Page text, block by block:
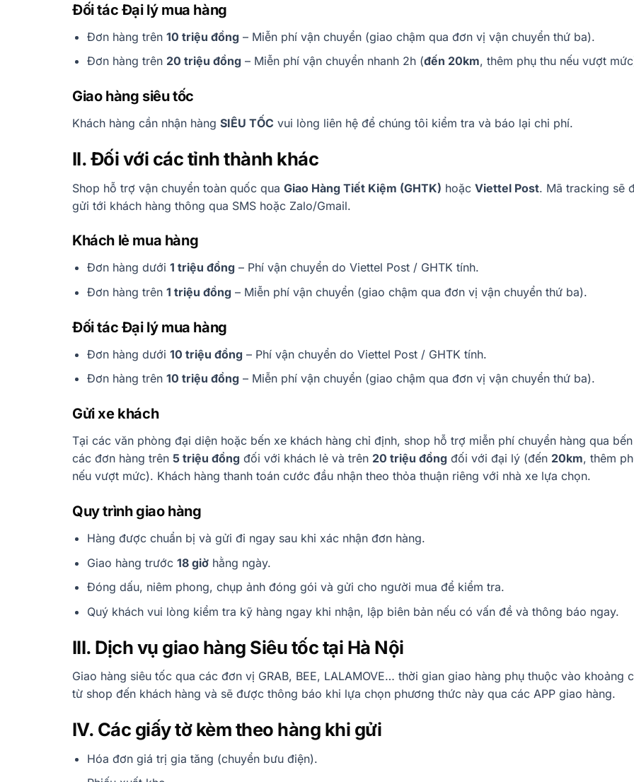
Đối tác Đại lý mua hàng
Đơn hàng trên 10 triệu đồng – Miễn phí vận chuyển (giao chậm qua đơn vị vận chuyển thứ ba).
Đơn hàng trên 20 triệu đồng – Miễn phí vận chuyển nhanh 2h (đến 20km, thêm phụ thu nếu vượt
Giao hàng siêu tốc
Khách hàng cần nhận hàng SIÊU TỐC vui lòng liên hệ để chúng tôi kiểm tra và báo lại chi phí.
II. Đối với các tỉnh thành khác
Shop hỗ trợ vận chuyển toàn quốc qua Giao Hàng Tiết Kiệm (GHTK) hoặc Viettel Post. Mã tracking sẽ
gửi tới khách hàng thông qua SMS hoặc Zalo/Gmail.
Khách lẻ mua hàng
Đơn hàng dưới 1 triệu đồng – Phí vận chuyển do Viettel Post / GHTK tính.
Đơn hàng trên 1 triệu đồng – Miễn phí vận chuyển (giao chậm qua đơn vị vận chuyển thứ ba).
Đối tác Đại lý mua hàng
Đơn hàng dưới 10 triệu đồng – Phí vận chuyển do Viettel Post / GHTK tính.
Đơn hàng trên 10 triệu đồng – Miễn phí vận chuyển (giao chậm qua đơn vị vận chuyển thứ ba).
Gửi xe khách
Tại các văn phòng đại diện hoặc bến xe khách hàng chỉ định, shop hỗ trợ miễn phí chuyển hàng qua
các đơn hàng trên 5 triệu đồng đối với khách lẻ và trên 20 triệu đồng đối với đại lý (đến 20km, thêm
nếu vượt mức). Khách hàng thanh toán cước đầu nhận theo thỏa thuận riêng với nhà xe lựa chọn.
Quy trình giao hàng
Hàng được chuẩn bị và gửi đi ngay sau khi xác nhận đơn hàng.
Giao hàng trước 18 giờhằng ngày.
Đóng dấu, niêm phong, chụp ảnh đóng gói và gửi cho người mua để kiểm tra.
Quý khách vui lòng kiểm tra kỹ hàng ngay khi nhận, lập biên bản nếu có vấn đề và thông báo ngay.
III. Dịch vụ giao hàng Siêu tốc tại Hà Nội
Giao hàng siêu tốc qua các đơn vị GRAB, BEE, LALAMOVE… thời gian giao hàng phụ thuộc vào khoảng
từ shop đến khách hàng và sẽ được thông báo khi lựa chọn phương thức này qua các APP giao hàng.
IV. Các giấy tờ kèm theo hàng khi gửi
Hóa đơn giá trị gia tăng (chuyển bưu điện).